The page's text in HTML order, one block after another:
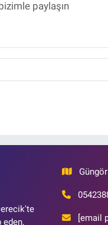
eden,
[email